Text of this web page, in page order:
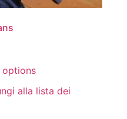
options
alla lista dei